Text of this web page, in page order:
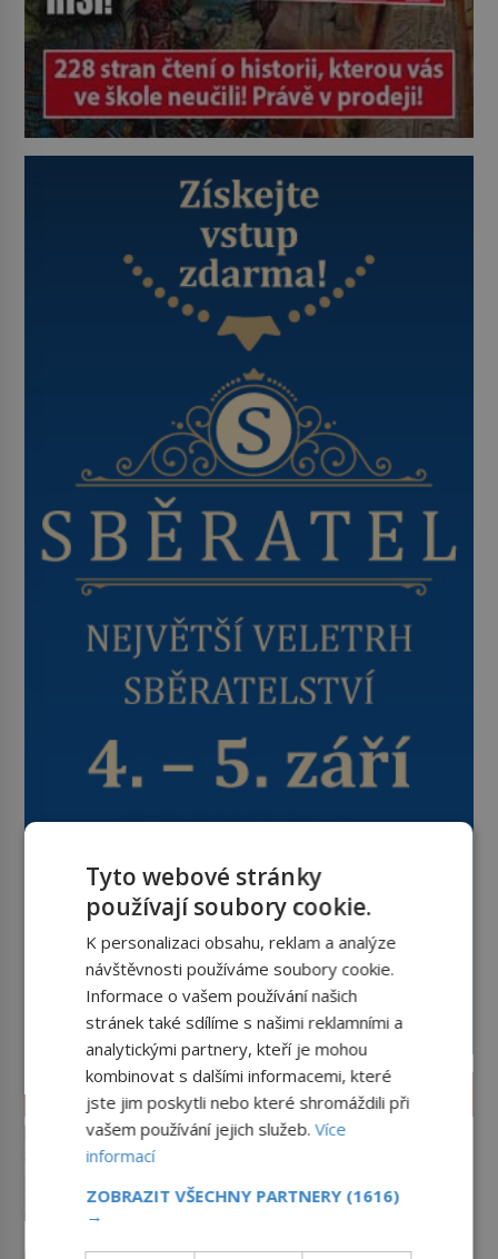
LIFESTYLE
Proč mají džíny malou
schovávají kapesní hodinky, ne
mince
Najdete ji téměř na každých
džínách, přesto se do ní sotva vejde
Tyto webové stránky
používají soubory cookie.
K personalizaci obsahu, reklam a analýze
návštěvnosti používáme soubory cookie.
Informace o vašem používání našich
stránek také sdílíme s našimi reklamními a
analytickými partnery, kteří je mohou
kombinovat s dalšími informacemi, které
jste jim poskytli nebo které shromáždili při
vašem používání jejich služeb.Více
informací
ZOBRAZIT VŠECHNY PARTNERY (1616)
→